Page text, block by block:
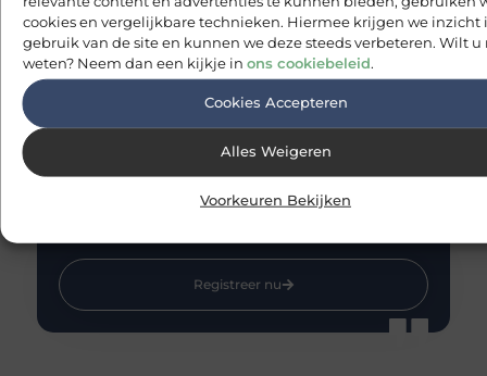
cookies en vergelijkbare technieken. Hiermee krijgen we inzicht
gebruik van de site en kunnen we deze steeds verbeteren. Wilt u
weten? Neem dan een kijkje in ons cookiebeleid.
Cookies Accepteren
Alles Weigeren
Voorkeuren Bekijken
thuis
Zo verlengt goed onderhoud de levensduur van een
Kirby stofzuiger
Word lid van onze blogcommunity
Inspireer en laat je inspireren! Schrijf, lees en ontdek
Registreer nu